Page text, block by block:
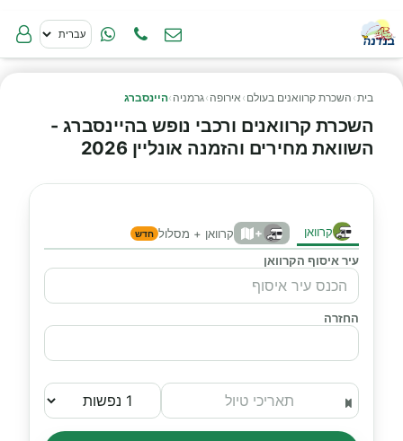
בית› השכרת קרוואנים בעולם › אירופה ›גרמניה ›היינסברג
השכרת קרוואנים ורכבי נופש בהיינסברג -
השוואת מחירים והזמנה אונליין 2026
קרוואן + קרוואן + מסלול חדש
עיר איסוף הקרוואן
החזרה